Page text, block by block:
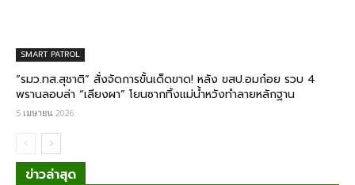
SMART PATROL
“รมว.ทส.สุชาติ” สั่งจัดการขั้นเด็ดขาด! หลัง​ ขสป.อมก๋อย​ รวบ 4
พรานลอบล่า “เลียงผา” โยนซากทิ้งแม่น้ำหวังทำลายหลักฐาน
5 เมษายน 2026
ข่าวล่าสุด